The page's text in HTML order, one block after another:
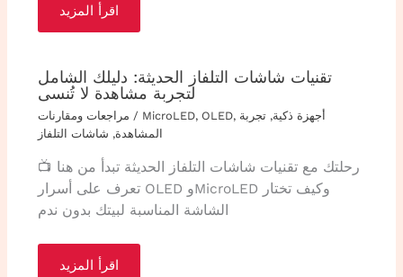
اقرأ المزيد
تقنيات شاشات التلفاز الحديثة: دليلك الشامل
لتجربة مشاهدة لا تُنسى
مراجعات ومقارنات / MicroLED, OLED, أجهزة ذكية,تجربة
المشاهدة, شاشات التلفاز
رحلتك مع تقنيات شاشات التلفاز الحديثة تبدأ من هنا 📺
تعرف على أسرار OLED وMicroLED وكيف تختار
الشاشة المناسبة لبيتك بدون ندم
اقرأ المزيد